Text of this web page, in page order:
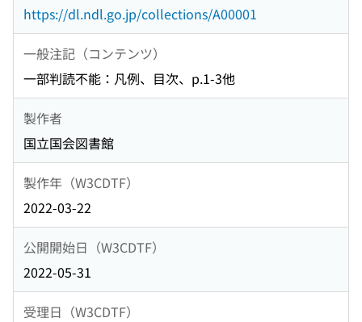
https://dl.ndl.go.jp/collections/A00001
一般注記（コンテンツ）
一部判読不能：凡例、目次、p.1-3他
製作者
国立国会図書館
製作年（W3CDTF）
2022-03-22
公開開始日（W3CDTF）
2022-05-31
受理日（W3CDTF）